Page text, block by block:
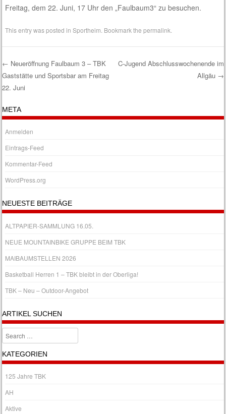
Freitag, dem 22. Juni, 17 Uhr den „Faulbaum3“ zu besuchen.
This entry was posted inSportheim . Bookmark thepermalink
Post navigation
← Neueröffnung Faulbaum 3 – TBK
Gaststätte und Sportsbar am Freitag
22. Juni
C-Jugend Abschlusswochenende im
Allgäu →
META
Anmelden
Eintrags-Feed
Kommentar-Feed
WordPress.org
NEUESTE BEITRÄGE
ALTPAPIER-SAMMLUNG 16.05.
NEUE MOUNTAINBIKE GRUPPE BEIM TBK
MAIBAUMSTELLEN 2026
Basketball Herren 1 – TBK bleibt in der Oberliga!
TBK – Neu – Outdoor-Angebot
ARTIKEL SUCHEN
Search
KATEGORIEN
125 Jahre TBK
AH
Aktive